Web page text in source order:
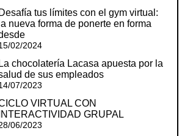
Desafía tus límites con el gym virtual:
la nueva forma de ponerte en forma
02/2024
La chocolatería Lacasa apuesta por la
de sus empleados
07/2023
VIRTUAL CON
INTERACTIVIDAD GRUPAL
06/2023